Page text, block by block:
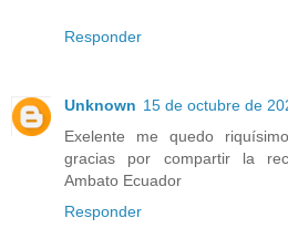
Responder
Unknown 15 de octubre de
Exelente me quedo
gracias por compartir la
Ambato Ecuador
Responder